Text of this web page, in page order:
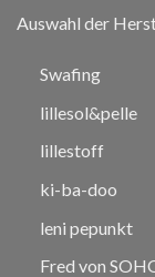
Auswahl der
Swafing
lillesol&pelle
lillestoff
ki-ba-doo
leni pepunkt
Fred von